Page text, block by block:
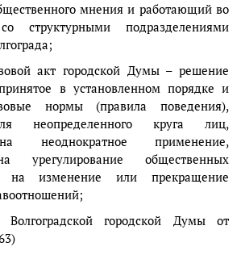
мнения и работающий во
структурными подразделениями
акт городской Думы – решение
в установленном порядке и
нормы (правила поведения),
неопределенного круга лиц,
неоднократное применение,
урегулирование общественных
на изменение или прекращение
городской Думы от